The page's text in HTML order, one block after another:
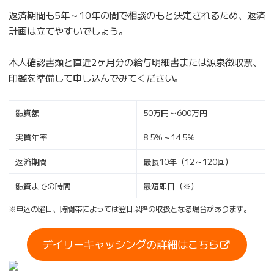
返済期間も5年～10年の間で相談のもと決定されるため、返済
計画は立てやすいでしょう。
本人確認書類と直近2ヶ月分の給与明細書または源泉徴収票、
印鑑を準備して申し込んでみてください。
融資額 50万円～600万円
実質年率 8.5％～14.5％
返済期間 最長10年（12～120回）
融資までの時間 最短即日（※）
※申込の曜日、時間帯によっては翌日以降の取扱となる場合があります。
デイリーキャッシングの詳細はこちら